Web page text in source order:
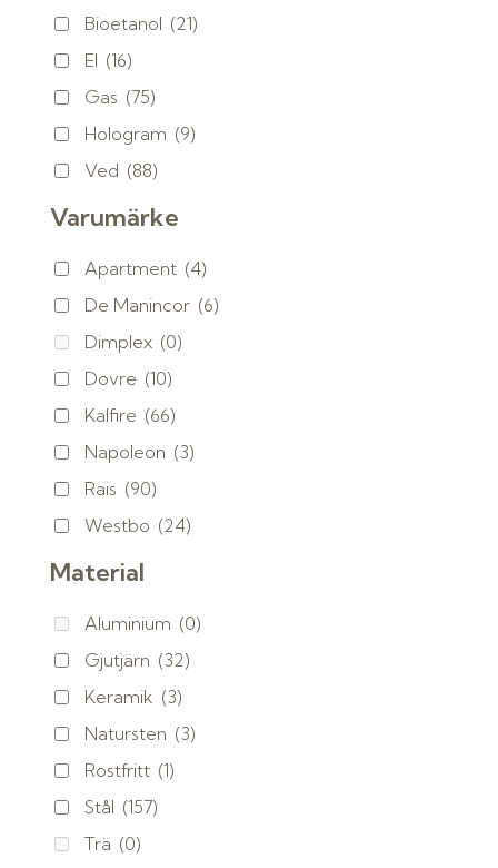
Bioetanol (21)
El (16)
Gas (75)
Hologram (9)
Ved (88)
Varumärke
Apartment (4)
De Manincor (6)
Dimplex (0)
Dovre (10)
Kalfire (66)
Napoleon (3)
Rais (90)
Westbo (24)
Material
Aluminium (0)
Gjutjärn (32)
Keramik (3)
Natursten (3)
Rostfritt (1)
Stål (157)
Trä (0)